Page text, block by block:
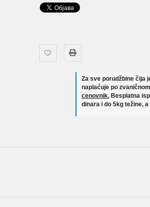
Za sve porudžbine čija
naplaćuje po
cenovnik. Besplatna
dinara i do 5kg težine,